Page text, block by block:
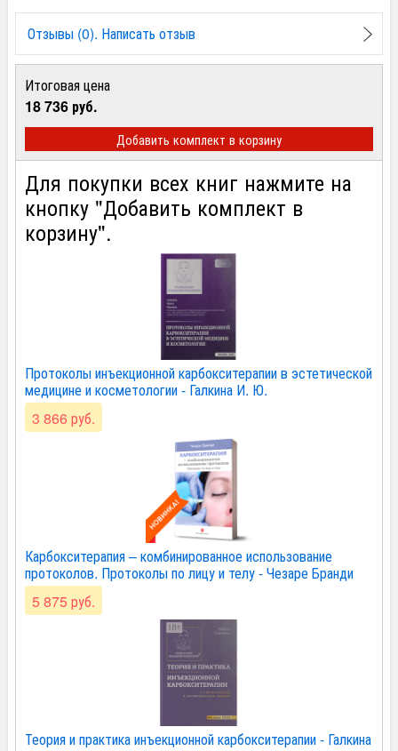
Отзывы (0). Написать отзыв
Итоговая цена
18 736 руб.
Добавить комплект в корзину
Для покупки всех книг нажмите на
кнопку "Добавить комплект в
корзину".
Протоколы инъекционной карбокситерапии в эстетической
медицине и косметологии - Галкина И. Ю.
3 866 руб.
Карбокситерапия – комбинированное использование
протоколов. Протоколы по лицу и телу - Чезаре Бранди
5 875 руб.
Теория и практика инъекционной карбокситерапии - Галкина